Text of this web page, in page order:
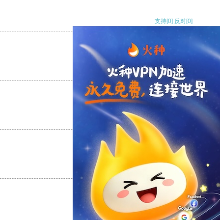
支持[0] 反对[0]
支持[0] 反对
支持
反对 [0]
支持[0] 反对[0]